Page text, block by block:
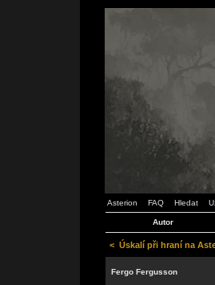
Asterion FAQ Hledat
Autor
< Úskalí při hraní na
Fergo Fergusson